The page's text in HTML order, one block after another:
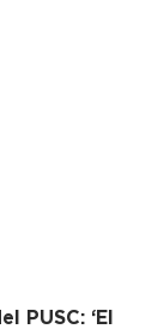
PUSC: ‘El